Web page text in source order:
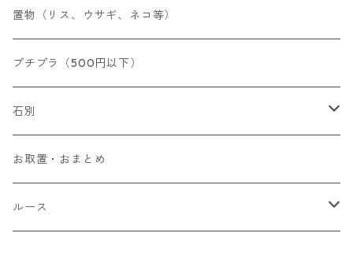
空枠
リング
ペンダントトップ
ブローチ
チャーム
置物（リス、ウサギ、ネコ等）
プチプラ（500円以下）
石別
アイオライト
アウイナイト
お取置・おまとめ
ルース